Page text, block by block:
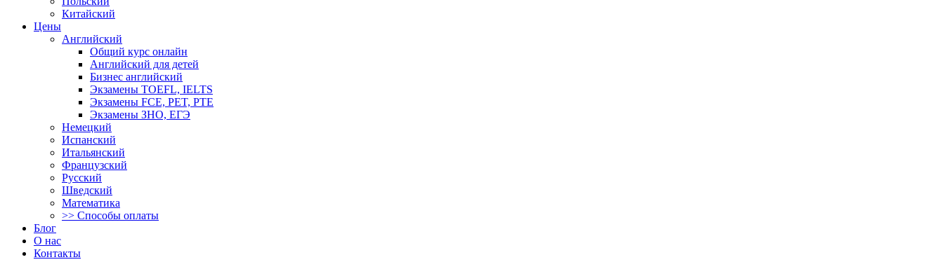
Китайский
Цены
Английский
Общий курс онлайн
Английский для детей
Бизнес английский
Экзамены TOEFL, IELTS
Экзамены FCE, PET, PTE
Экзамены ЗНО, ЕГЭ
Немецкий
Испанский
Итальянский
Французский
Русский
Шведский
Математика
>> Способы оплаты
Блог
О нас
Контакты